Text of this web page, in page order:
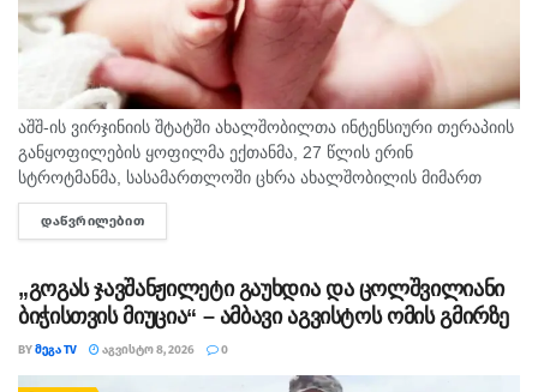
აშშ-ის ვირჯინიის შტატში ახალშობილთა ინტენსიური თერაპიის
განყოფილების ყოფილმა ექთანმა, 27 წლის ერინ
სტროტმანმა, სასამართლოში ცხრა ახალშობილის მიმართ
ბავშვზე ძალადობის ბრალდებაზე დანაშაული არ უარყო. საქმე
ერთ-ერთ ყველაზე გახმაურებულ სამედიცინო სკანდალად
ᲓᲐᲬᲕᲠᲘᲚᲔᲑᲘᲗ
„გოგას ჯავშანჟილეტი გაუხდია და ცოლშვილიანი
ბიჭისთვის მიუცია“ – ამბავი აგვისტოს ომის გმირზე
BYᲛᲔᲒᲐ TV ᲐᲒᲕᲘᲡᲢᲝ 8, 2026 0